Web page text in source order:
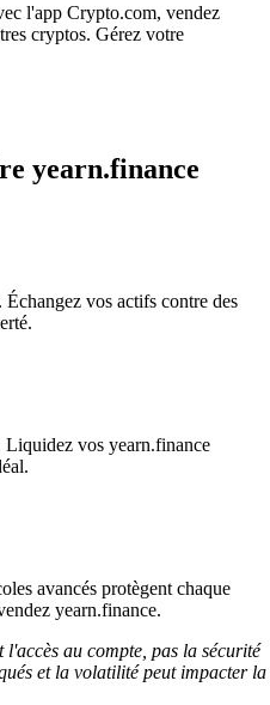
l'app Crypto.com, vendez
cryptos. Gérez votre
yearn.finance
vos actifs contre des
Liquidez vos yearn.finance
avancés protègent chaque
yearn.finance.
l'accès au compte, pas la sécurité
et la volatilité peut impacter la